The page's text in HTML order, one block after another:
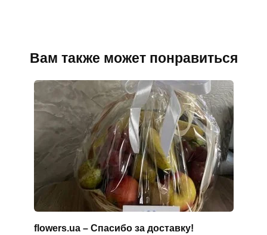
Вам также может понравиться
flowers.ua – Спасибо за доставку!